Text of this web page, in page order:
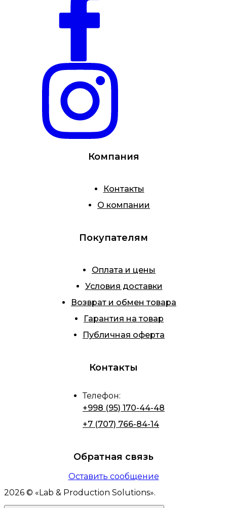
Компания
Контакты
О компании
Покупателям
Оплата и цены
Условия доставки
Возврат и обмен товара
Гарантия на товар
Публичная оферта
Контакты
Телефон:
+998 (95) 170-44-48
+7 (707) 766-84-14
Обратная связь
Оставить сообщение
2026 © « Lab & Production Solutions».